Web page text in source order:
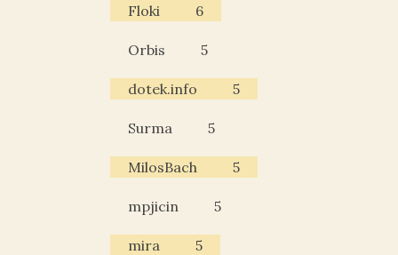
Floki 6
Orbis 5
dotek.info 5
Surma 5
MilosBach 5
mpjicin 5
mira 5